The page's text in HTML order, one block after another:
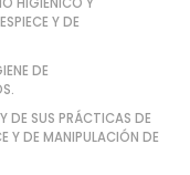
Y DE
DE
DE SUS PRÁCTICAS DE
Y DE MANIPULACIÓN DE